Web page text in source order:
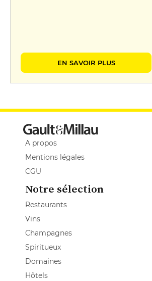
EN SAVOIR PLUS
A propos
Mentions légales
CGU
Notre sélection
Restaurants
Vins
Champagnes
Spiritueux
Domaines
Hôtels